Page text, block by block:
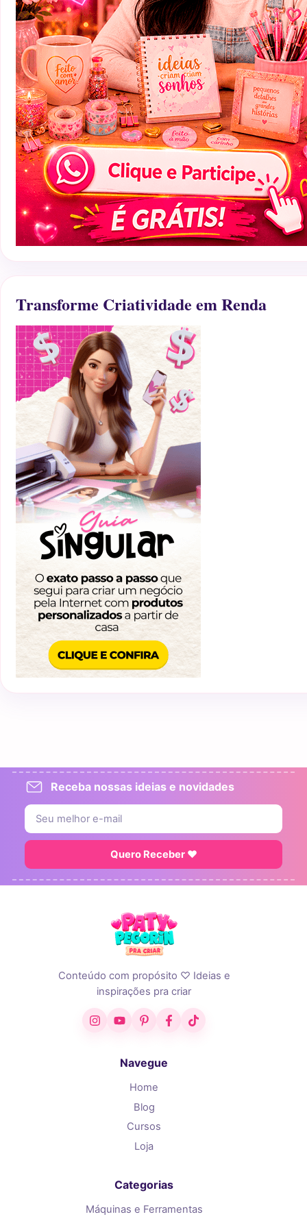
Transforme Criatividade em Renda
Receba nossas ideias e novidades
Quero Receber ♥
Conteúdo com propósito ♡ Ideias e
inspirações pra criar
InstagramYouTubePinterestFacebook
TikTok
Navegue
Home
Blog
Cursos
Loja
Categorias
Máquinas e Ferramentas